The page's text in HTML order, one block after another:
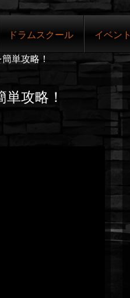
ドラムスクール イベント
単攻略！
攻略！